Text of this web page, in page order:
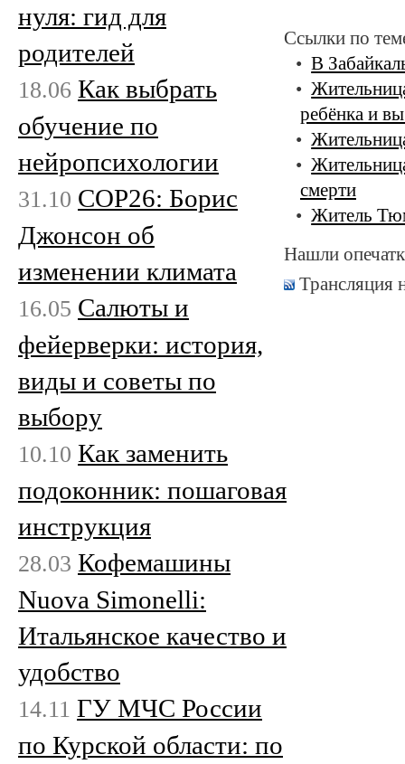
Ссылки по
В
ребёнка и
смерти
Житель
Нашли
Трансляция
нуля: гид для
родителей
18.06 Как выбрать
обучение по
нейропсихологии
31.10 COP26: Борис
Джонсон об
изменении климата
16.05 Салюты и
фейерверки: история,
виды и советы по
выбору
10.10 Как заменить
подоконник: пошаговая
инструкция
28.03 Кофемашины
Nuova Simonelli:
Итальянское качество и
удобство
14.11 ГУ МЧС России
по Курской области: по